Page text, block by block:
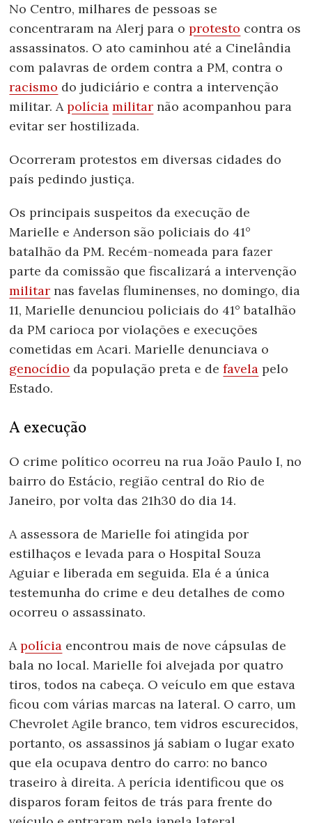
No Centro, milhares de pessoas se
concentraram na Alerj para oprotesto contra os
assassinatos. O ato caminhou até a Cinelândia
com palavras de ordem contra a PM, contra o
racismo do judiciário e contra a intervenção
militar. Apolícia militar não acompanhou para
evitar ser hostilizada.
Ocorreram protestos em diversas cidades do
país pedindo justiça.
Os principais suspeitos da execução de
Marielle e Anderson são policiais do 41°
batalhão da PM. Recém-nomeada para fazer
parte da comissão que fiscalizará a intervenção
militar nas favelas fluminenses, no domingo, dia
11, Marielle denunciou policiais do 41° batalhão
da PM carioca por violações e execuções
cometidas em Acari. Marielle denunciava o
genocídio da população preta e defavela pelo
Estado.
A execução
O crime político ocorreu na rua João Paulo I, no
bairro do Estácio, região central do Rio de
Janeiro, por volta das 21h30 do dia 14.
A assessora de Marielle foi atingida por
estilhaços e levada para o Hospital Souza
Aguiar e liberada em seguida. Ela é a única
testemunha do crime e deu detalhes de como
ocorreu o assassinato.
Apolícia encontrou mais de nove cápsulas de
bala no local. Marielle foi alvejada por quatro
tiros, todos na cabeça. O veículo em que estava
ficou com várias marcas na lateral. O carro, um
Chevrolet Agile branco, tem vidros escurecidos,
portanto, os assassinos já sabiam o lugar exato
que ela ocupava dentro do carro: no banco
traseiro à direita. A perícia identificou que os
disparos foram feitos de trás para frente do